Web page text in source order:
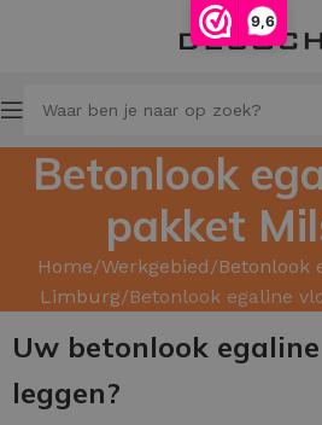
9,6
Betonlook
pakket
Home Werkgebied Betonlook
Limburg Betonlook egaline
Uw betonlook
leggen?